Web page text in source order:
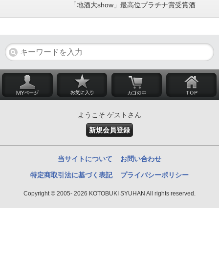
「地酒大show」最高位プラチナ賞受賞酒
ようこそ ゲストさん
新規会員登録
当サイトについて お問い合わせ
特定商取引法に基づく表記 プライバシーポリシー
Copyright © 2005- 2026 KOTOBUKI SYUHAN All rights reserved.